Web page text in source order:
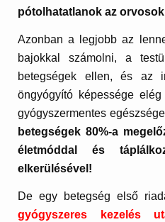
pótolhatatlanok az
Azonban a legjobb az
bajokkal számolni, a
betegségek ellen, és az
öngyógyító képessége
gyógyszermentes
betegségek 80%-a
életmóddal és
elkerülésével!
De egy betegség első
gyógyszeres kezelés